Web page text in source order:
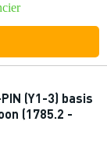
(Y1-3) basis
(1785.2 -